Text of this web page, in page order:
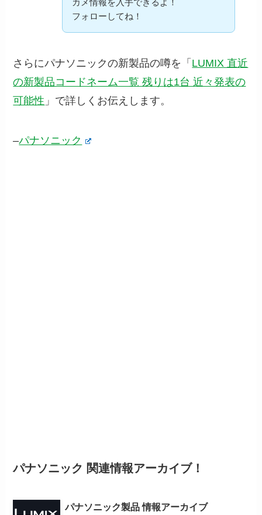
フォローしてね！
さらにパナソニックの新製品の噂を「 LUMIX 直近
の新製品コードネーム一覧 残りは1台 近々発表の
可能性 」で詳しくお伝えします。
–パナソニック
パナソニック 関連情報アーカイブ！
パナソニック製品 情報アーカイブ